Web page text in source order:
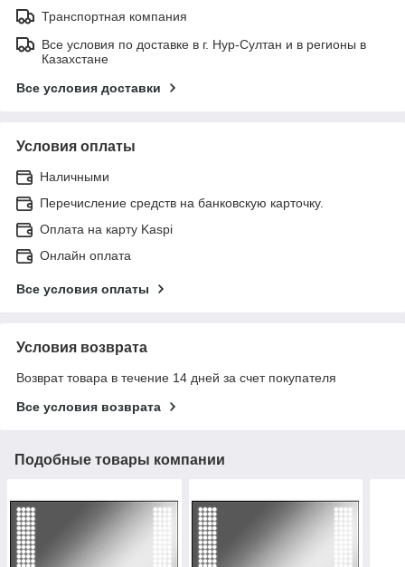
Транспортная компания
Все условия по доставке в г. Нур-Султан и в регионы в
Казахстане
Все условия доставки
Условия оплаты
Наличными
Перечисление средств на банковскую карточку.
Оплата на карту Kaspi
Онлайн оплата
Все условия оплаты
Условия возврата
Возврат товара в течение 14 дней за счет покупателя
Все условия возврата
Подобные товары компании